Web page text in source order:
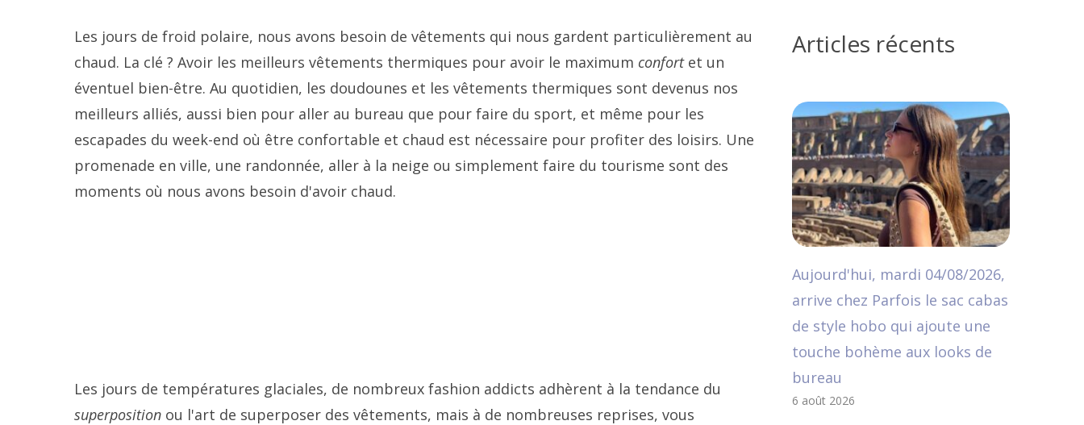
Les jours de froid polaire, nous avons besoin de vêtements qui nous gardent particulièrement au
chaud. La clé ? Avoir les meilleurs vêtements thermiques pour avoir le maximum confortet un
éventuel bien-être. Au quotidien, les doudounes et les vêtements thermiques sont devenus nos
meilleurs alliés, aussi bien pour aller au bureau que pour faire du sport, et même pour les
escapades du week-end où être confortable et chaud est nécessaire pour profiter des loisirs. Une
promenade en ville, une randonnée, aller à la neige ou simplement faire du tourisme sont des
moments où nous avons besoin d'avoir chaud.
Les jours de températures glaciales, de nombreux fashion addicts adhèrent à la tendance du
superposition ou l'art de superposer des vêtements, mais à de nombreuses reprises, vous
Articles récents
Aujourd'hui, mardi 04/08/2026,
arrive chez Parfois le sac cabas
de style hobo qui ajoute une
touche bohème aux looks de
bureau
6 août 2026